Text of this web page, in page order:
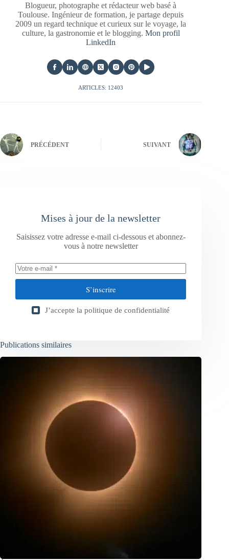
Blogueur, photographe et rédacteur web basé à
Toulouse. Ingénieur de formation, je partage depuis
2009 un regard technique et curieux sur le voyage, la
culture, la gastronomie et le blogging. Mon profil
LinkedIn
ARTICLES: 12403
PRÉCÉDENT SUIVANT
Mises à jour de la newsletter
Saisissez votre adresse e-mail ci-dessous et abonnez-
vous à notre newsletter
S’inscrire
J’accepte la politique de confidentialité
Publications similaires